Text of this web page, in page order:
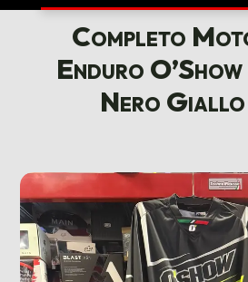
Completo
Enduro
Nero